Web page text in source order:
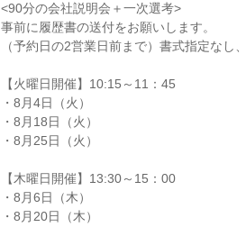
<90分の会社説明会＋一次選考>
事前に履歴書の送付をお願いします。
（予約日の2営業日前まで）書式指定なし
【火曜日開催】10:15～11：45
・8月4日（火）
・8月18日（火）
・8月25日（火）
【木曜日開催】13:30～15：00
・8月6日（木）
・8月20日（木）